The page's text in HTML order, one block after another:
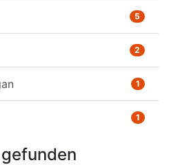
5
2
1
1